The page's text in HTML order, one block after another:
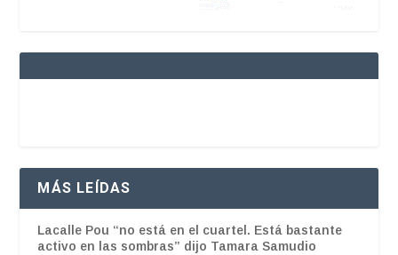
MÁS LEÍDAS
Lacalle Pou “no está en el cuartel. Está bastante
activo en las sombras” dijo Tamara Samudio